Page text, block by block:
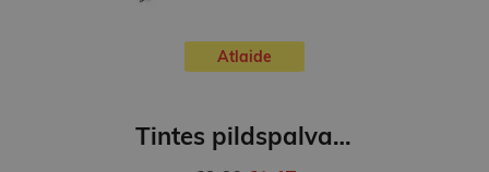
Atlaide
Tintes pildspalva, 0,5 mm - STABILO POINT VISCO ROLLERBALL| Zila